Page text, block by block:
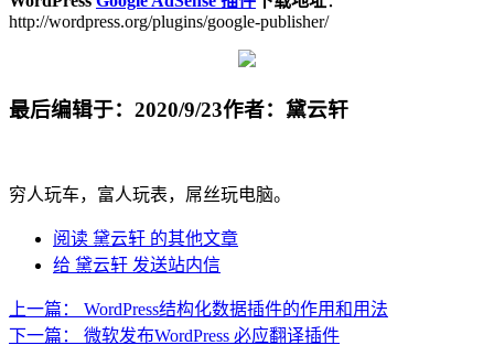
http://wordpress.org/plugins/google-publisher/
最后编辑于：2020/9/23作者：黛云轩
穷人玩车，富人玩表，屌丝玩电脑。
阅读 黛云轩 的其他文章
给 黛云轩 发送站内信
上一篇：
WordPress结构化数据插件的作用和用法
下一篇：
微软发布WordPress 必应翻译插件